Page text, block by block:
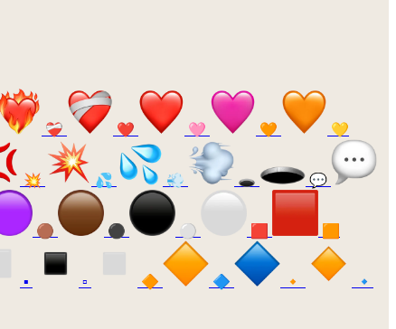
❤️‍🩹 ❤️ 🩷 🧡 💛
💥 💦 💨 🕳️ 💬
🟤 ⚫ ⚪ 🟥 🟧
▪️ ▫️ 🔶 🔷 🔸 🔹